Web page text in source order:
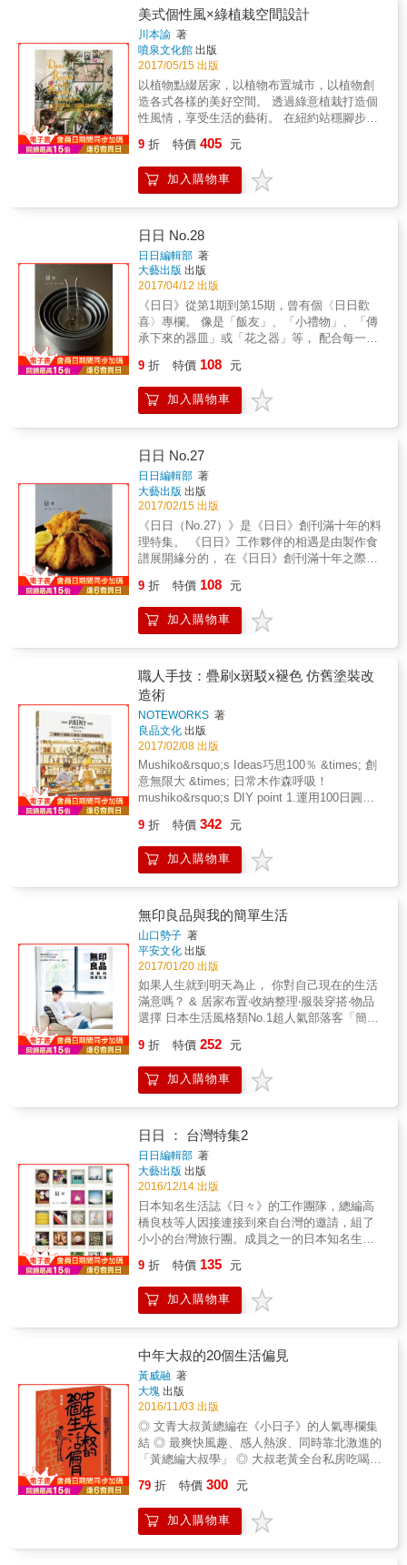
升生活品味？《向巴黎夫人學風姿》是你不可
或缺的入門寶典。 本書教你如何： 得體的拒
絕、當個好客人、接受讚美、優雅進食秘訣打
造個人風格、當個好鄰居、守時的美德、基本
的梳洗打扮、練習螢幕禮節、練習良好儀態、
合宜的穿著、保持神秘感、公開演講的台風。
活中的滋養，為大家帶來一些參考，我想日文
版與中文版的製作團隊都會因為參與過《日
日》而感到無比驕傲與欣慰。 在此謹代表中文
版製作團隊感謝專欄作者34號，以及所有讀者
的支持。
祝，留下令人難忘的回憶嗎？ 在日本時尚雜誌
界有「流行女神媽媽」美稱、精品雜貨
「KOKORO」品牌創辦人WAKO，帶領讀者走
進她的家，一窺「WAKO流」的布置美學，還
要敎妳：只要打點幾個角落、擺設一些小物，
就能立刻改變家中氛圍，營造出適合休憩與聚
會的絕佳生活空間！ 即使在特別的日子裡，也
能運用巧思，輕鬆打造獨特的過節氣氛；現在
就跟著WAKO一起改造妳的家，讓妳搖身一變
吧！ 本書特色 ＊空間降溫：在炎熱夏天裡，透
過居家布置讓視覺感受即刻降溫好幾度！ ＊結
慶布置：情人節、耶誕節的「心機布置法」，
不需要大筆預算，就能讓家煥然一新的空間魔
法，現在就學會！ ＊品味家居：日本最有品味
的選物專家WAKO，教你變成居家布置達人，
輕鬆創造幸福空間！
美式個性風×綠植栽空間設計
川本諭 著
噴泉文化館 出版
2017/05/15 出版
以植物點綴居家，以植物布置城市，以植物創
造各式各樣的美好空間。 透過綠意植栽打造個
性風情，享受生活的藝術。 在紐約站穩腳步的
Fringers MARKET。全新挑戰的概念旅社GF
Hotel，提供了完整呈現川本式lifestyle的展示空
間。熟悉的台北街道，在川本 諭的巧手布置
他地區及國家激盪新視界，本書集結了創作領
域更加寬廣，屬於川本 諭的「當代」時尚美
學。 近年來，各式展覽企畫與商業合作一點一
滴累積下來的心得與創作歷程，藉由新搬入的
獨棟住家，成為全面展現川本 諭美學的綠藝舞
台。擅長的美式風格，進一步在粗獷中帶著簡
約洗練的時尚，點綴其間的觀葉植物，帶來舒
緩身心的野趣。如何利用收藏小物打造屬於自
己的世界？如何透過袋物與書本點綴盆栽？如
際的布置畫面、陳設的重點解說，打造不同風
格的效果。只要從小技巧開始著手改造，抓住
布置要點，你也能擁有人氣園藝師的綠藝空
9 折 特價 405 元
加入購物車
日日 No.28
日日編輯部 著
大藝出版 出版
2017/04/12 出版
《日日》從第1期到第15期，曾有個〈日日歡
喜〉專欄。 像是「飯友」、「小禮物」、「傳
承下來的器皿」或「花之器」等， 配合每一期
還會發展出其他主題，像是「視覺書」或「作
家平常使用的器皿」。 & 在創刊10年的《日日
（No.28）》，我們想要再做一次〈日日歡喜〉
因，還有何時在哪裡購買的？ 加上器物的背景
介紹，就能看出各人的個性與生活。 盛裝在器
物理的料理也由每個人親手製作。 此外，還會
出現料理家少不了的菜刀、餐具。 & 像是木器
工藝家三谷龍二要說說午茶器具與傍晚的紅
酒；料理家須藤剛介紹古伊萬里的小碗與溫石
原創漆碗；攝影師日置武晴的最愛是鹽甕；料
理造形師久保百合子要聊聊染付小碗公；摺紙
工藝家渡部浩美要說說拉爾森．麗莎（Larson
衣、高橋良枝，攝影師公文美和，伊藤正子，
廣瀨貴子等人來分享。
9 折 特價 108 元
加入購物車
日日 No.27
日日編輯部 著
大藝出版 出版
2017/02/15 出版
《日日（No.27）》是《日日》創刊滿十年的料
理特集。 《日日》工作夥伴的相遇是由製作食
譜展開緣分的， 在《日日》創刊滿十年之際，
創刊的原點。 & 《日日》的總編輯高橋良枝第
一次遇見到料理家飛田和緒，是在16年前的晚
秋， 自此起每年一起製作了4本食譜。 當時一
得多，常笑得很開心。 常常若是有誰發現不
錯、聽說好吃的店家，4人就會約著去吃吃看。
就在吃吃喝喝的談笑中，萌發了創刊《日日》
的想法。如果沒有那次的餐會，想必就不會
《日日》的存在了吧。 & 之後的11年，飛田和
緒成了料理研究家，在雜誌、電視等媒體上十
分活躍，每年都會出版好幾本書；公文美和、
久保百合子也成了資深攝影師、擺盤設計師，
活躍於第一線；高橋總編也來到年輕時無法想
像的年紀，至今仍持續著編輯的工作。 & 促成
本料理書《來我家吃飯吧！》（講談社）。帶
著致敬與回歸原點之意，在相遇的第16年，
《日日》選定了「宴客料理」、「大盤．大盆
由飛田和緒以海邊才吃得到的新鮮海味與鮮美
蔬菜作為食材，並請公文美和來攝影、久保百
合子擺盤。
9 折 特價 108 元
加入購物車
職人手技：疊刷x斑駁x褪色 仿舊塗裝改
造術
NOTEWORKS 著
良品文化 出版
2017/02/08 出版
Mushiko&rsquo;s Ideas巧思100％ &times; 創
意無限大 &times; 日常木作森呼吸！
mushiko&rsquo;s DIY point 1.運用100日圓的
舊塗裝，刷出溫暖的自然風居家色調。 3.合板
&times; 伸縮桿的收納魔法，解放1LDK，小套
房&rarr;大空間不是夢！ 4.不破懷原本建築，進
手作初學者一定會愛上&hearts; 6.以手作品裝
飾居家，讓每個小角落都＼超卡哇伊／ ★★★
動手作雜貨將成為一種你快樂自在的生活方
式。 本書的手作品皆以手邊既有的零件、小雜
貨、簡單的工具等 較無負擔的素材進行製作。
以各式各樣的裝飾配件與收納箱組合改造，再
搭配自然風塗裝後， 就能搖身一變成為可愛又
實用的手作品，不僅可以妝點居家， 更能當作
收納、盆植容器。 就讓我們運用這些小巧思，
貨或日常用品，只要經過小小改造， 便能成為
討喜的雜貨或可愛的配件。 除了輕木作DIY之
外，也加入了可以輕鬆入門的布作小品， 讓我
們一起享受裁縫趣吧！
9 折 特價 342 元
加入購物車
無印良品與我的簡單生活
山口勢子 著
平安文化 出版
2017/01/20 出版
如果人生就到明天為止， 你對自己現在的生活
滿意嗎？ & 居家布置‧收納整理‧服裝穿搭‧物品
選擇 日本生活風格類No.1超人氣部落客「簡單
品」，立刻就能實行！ & 「減」一點，再
「簡」一點， 簡單，是一種生活態度， 也是享
受自我的最佳途徑。 唯有拋開繁雜， 才能深刻
家人的關係也跟著開始改變。 那是我之前斥責
孩子們「為什麼就是沒辦法把東西收好呢」 當
時無法察覺的幸福。 木質地板反射出的光芒、
清一色都是白色的洗淨衣物隨風飄盪的樣子、
與女兒度過的早晨時光、穿著筆挺白襯衫的舒
服感覺&hellip;&hellip; 日常生活的美感、生活
中的微小幸福， 這都是我從簡單生活中學會的
事情。 ──山口勢子 & 人稱「山口小姐」的山
口勢子，是日本生活風格類第一名的超人氣部
曾經著迷在各種可愛的家具和雜貨裡，每次因
為丈夫的工作轉調搬家，就必須「心如刀割」
地捨棄很多東西，但在捨棄、捨棄、再捨棄之
後，她發現最後被留下的都是「無印良品」的
物品，於是開始以「無印良品」為中心展開她
的簡單生活計畫。 本書即是她累積三年的珍貴
經驗分享，從以「三原色」打造居家空間、
「留白」的收納原則，到無法放手的「無印良
品」最佳五件、善用少數服裝的靈活穿搭術，
以及如何挑選最低限度物品的五大基準，只要
每天從一個小地方開始做起，就能感受到久違
的小小幸福，你會發現雖然擁有的東西變少
了，卻反而能夠獲得加倍的快樂與煥然一新的
人生！
9 折 特價 252 元
加入購物車
日日 ： 台灣特集2
日日編輯部 著
大藝出版 出版
2016/12/14 出版
日本知名生活誌《日々》的工作團隊，總編高
橋良枝等人因接連接到來自台灣的邀請，組了
小小的台灣旅行團。成員之一的日本知名生活
在台灣出版了《日日：台灣特集》。 & 本書為
《日日：台灣特集》的第2集。接續第1集的風
格，這次探訪上回旅程未竟的台中與台南，透
屬於台灣在地的風格，在南國的從容與優雅
中，窺見台南獨有的生活風味。 旅經台中，特
地走訪海拔1400公尺以上的茶園，品嘗了具台
灣代表性的台灣茶。也在台中身歷現代都會高
樓建築與傳統民宅交雜的發展中城市的有趣。
回到台北，則見證這個時時轉變、風貌多樣的
大城市。 & 透過伊藤正子之眼，讀者們將看見
我們不經意展現的台灣之美，也看到北中南三
個都市的不同風格。
9 折 特價 135 元
加入購物車
中年大叔的20個生活偏見
黃威融 著
大塊 出版
2016/11/03 出版
◎ 文青大叔黃總編在《小日子》的人氣專欄集
結 ◎ 最爽快風趣、感人熱淚、同時靠北激進的
「黃總編大叔學」 ◎ 大叔老黃全台私房吃喝口
略、追劇聽歌配酒之大叔獨家套餐
&hellip;&hellip;以及大叔感情之路心得無私分
享！ ◎「蘑菇Mogu」品牌創辦人張嘉行（黃總
79 折 特價 300 元
加入購物車